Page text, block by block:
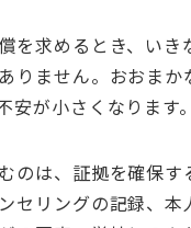
を求めるとき、いき
りません。おおまか
安が小さくなります。
のは、証拠を確保す
セリングの記録、本